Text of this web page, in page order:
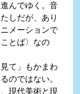
んでゆく。音
しだが、あり
メーションで
とば〉なの
て」もかまわ
のではない。
現代美術と現